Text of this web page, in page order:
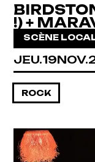
!) +
SCÈNE
JEUDI
JEU.19NOV.
ROCK